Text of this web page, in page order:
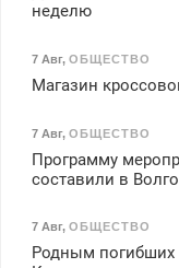
неделю
7 Авг, ОБЩЕСТВО
Магазин
7 Авг, ОБЩЕСТВО
Программу
составили в
7 Авг, ОБЩЕСТВО
Родным погибших